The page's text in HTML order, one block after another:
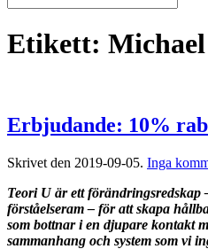
Etikett:
Erbjudande: 10%
Skrivet den 2019-09-05. Inga
Teori U är ett förändringsredskap
förståelseram – för att skapa
som bottnar i en djupare kontakt
sammanhang och system som vi